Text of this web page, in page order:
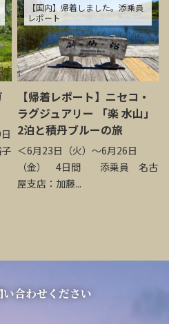
【国内】帰着しました。添乗員
レポート
【帰着レポート】ニセコ・
ラグジュアリー 「楽 水山」
2泊と積丹ブルーの旅
＜6月23日（火）～6月26日
（金） 4日間 添乗員 名古
屋支店：加藤...
合わせください